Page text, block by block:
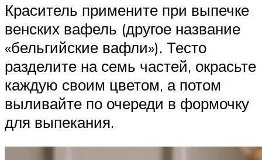
Краситель примените при выпечке
венских вафель (другое название
«бельгийские вафли»). Тесто
разделите на семь частей, окрасьте
каждую своим цветом, а потом
выливайте по очереди в формочку
для выпекания.